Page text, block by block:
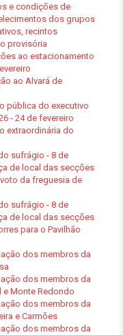
e condições de
dos grupos
recintos
provisória
ao estacionamento
ao Alvará de
pública do executivo
- 24 de fevereiro
extraordinária do
sufrágio - 8 de
de local das secções
da freguesia de
sufrágio - 8 de
de local das secções
para o Pavilhão
dos membros da
dos membros da
e Monte Redondo
dos membros da
e Carmões
dos membros da